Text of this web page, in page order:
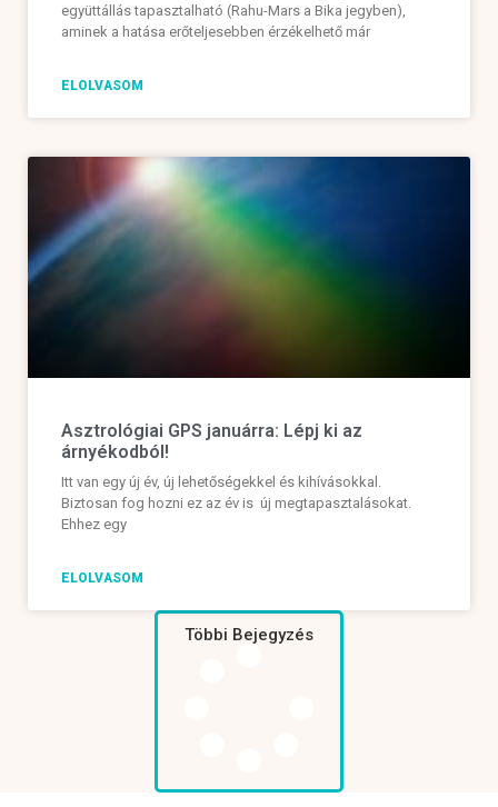
együttállás tapasztalható (Rahu-Mars a Bika jegyben),
aminek a hatása erőteljesebben érzékelhető már
ELOLVASOM
Asztrológiai GPS januárra: Lépj ki az
árnyékodból!
Itt van egy új év, új lehetőségekkel és kihívásokkal.
Biztosan fog hozni ez az év is új megtapasztalásokat.
Ehhez egy
ELOLVASOM
Többi Bejegyzés